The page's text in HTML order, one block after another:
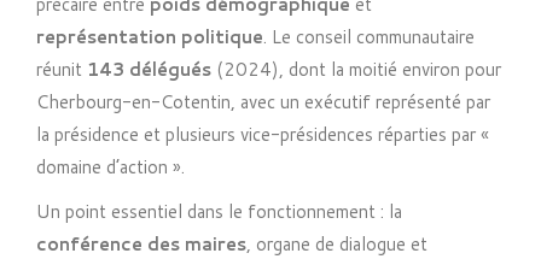
représentation politique. Le conseil communautaire
réunit 143 délégués (2024), dont la moitié environ pour
Cherbourg-en-Cotentin, avec un exécutif représenté par
la présidence et plusieurs vice-présidences réparties par «
domaine d’action ».
Un point essentiel dans le fonctionnement : la
conférence des maires, organe de dialogue et